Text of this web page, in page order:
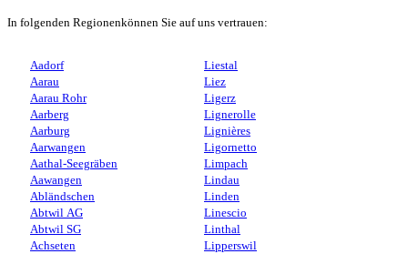
In folgenden Regionenkönnen Sie auf uns vertrauen:
Aadorf
Aarau
Aarau Rohr
Aarberg
Aarburg
Aarwangen
Aathal-Seegräben
Aawangen
Abländschen
Abtwil AG
Abtwil SG
Achseten
Liestal
Liez
Ligerz
Lignerolle
Lignières
Ligornetto
Limpach
Lindau
Linden
Linescio
Linthal
Lipperswil